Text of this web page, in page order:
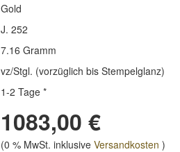
Gold
J. 252
7.16 Gramm
vz/Stgl. (vorzüglich bis Stempelglanz)
1-2 Tage *
1083,00 €
(0 % MwSt. inklusiveVersandkosten )